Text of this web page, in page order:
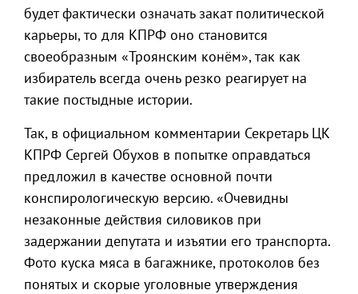
будет фактически означать закат политической
карьеры, то для КПРФ оно становится
своеобразным «Троянским конём», так как
избиратель всегда очень резко реагирует на
такие постыдные истории.
Так, в официальном комментарии Секретарь ЦК
КПРФ Сергей Обухов в попытке оправдаться
предложил в качестве основной почти
конспирологическую версию. «Очевидны
незаконные действия силовиков при
задержании депутата и изъятии его транспорта.
Фото куска мяса в багажнике, протоколов без
понятых и скорые уголовные утверждения